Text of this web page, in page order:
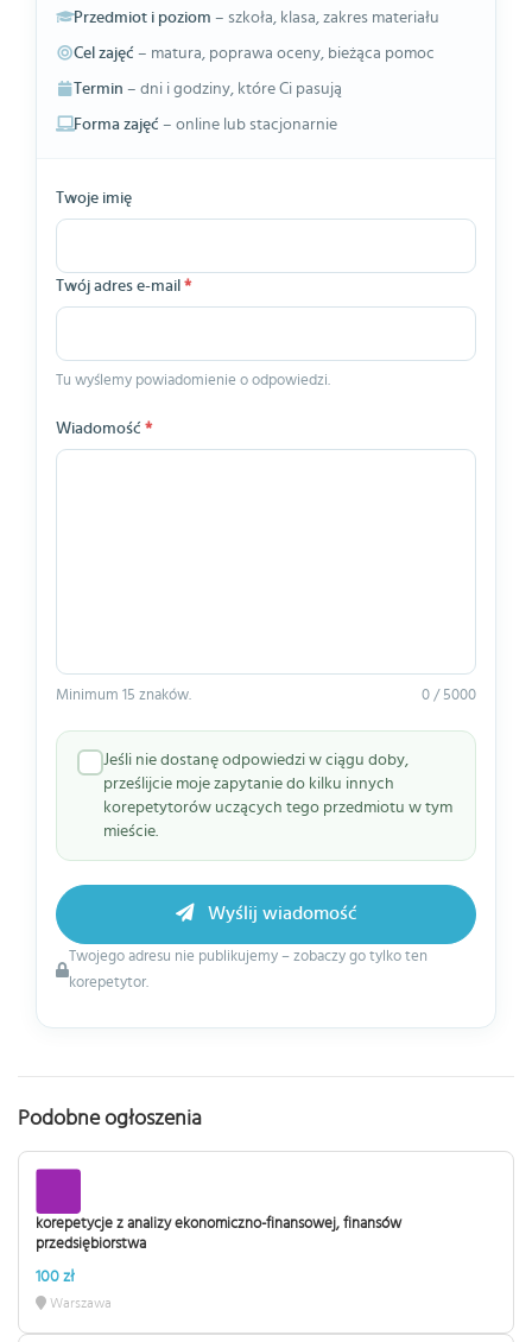
Przedmiot i poziom – szkoła, klasa, zakres materiału
Cel zajęć – matura, poprawa oceny, bieżąca pomoc
Termin – dni i godziny, które Ci pasują
Forma zajęć – online lub stacjonarnie
Twoje imię
Twój adres e-mail *
Tu wyślemy powiadomienie o odpowiedzi.
Wiadomość *
Minimum 15 znaków. 0 / 5000
Jeśli nie dostanę odpowiedzi w ciągu doby,
prześlijcie moje zapytanie do kilku innych
korepetytorów uczących tego przedmiotu w tym
mieście.
Twojego adresu nie publikujemy – zobaczy go tylko ten
korepetytor.
Wyślij wiadomość
Podobne ogłoszenia
korepetycje z analizy ekonomiczno-finansowej, finansów
przedsiębiorstwa
100 zł
Warszawa